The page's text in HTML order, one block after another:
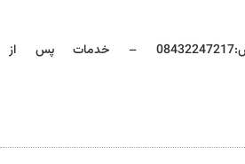
شماره تماس : فروش:08432247217 – خدمات پس از